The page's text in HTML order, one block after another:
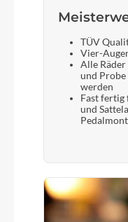
TÜV
Vier-
Alle
und Probe
werden
Fast fertig
und